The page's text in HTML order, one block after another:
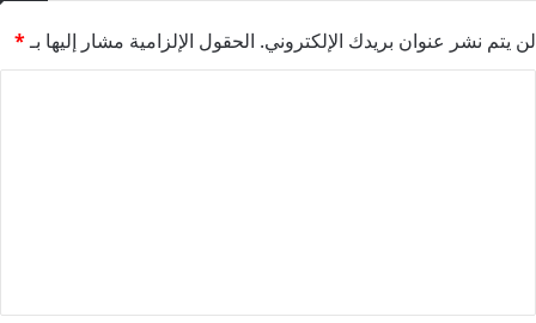
لن يتم نشر عنوان بريدك الإلكتروني. الحقول الإلزامية مشار إليها بـ*